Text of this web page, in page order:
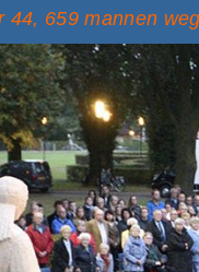
44, 659 mannen